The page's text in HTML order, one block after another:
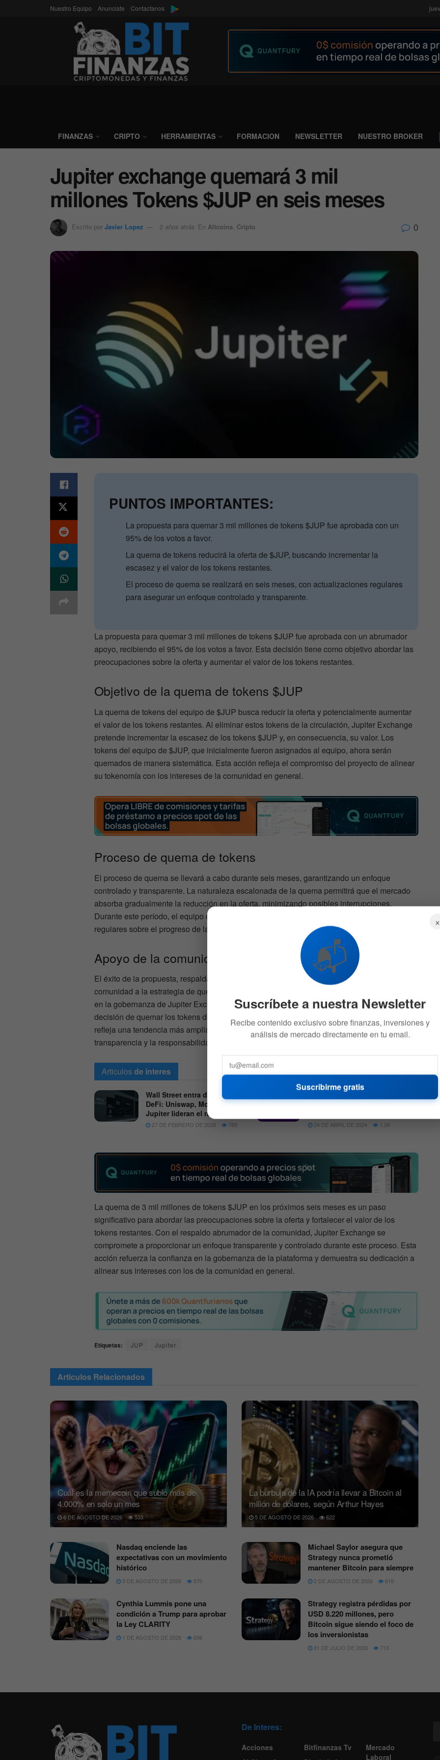
Nuestro Equipo Anunciate Contactanos
FINANZAS CRIPTO HERRAMIENTAS FORMACION NEWSLETTER NUESTRO BROKER
Jupiter exchange quemará 3 mil
millones Tokens $JUP en seis meses
Escrito por Javier Lopez 2 años atrás En Altcoins Cripto 0
PUNTOS IMPORTANTES:
La propuesta para quemar 3 mil millones de tokens $JUP fue aprobada con un
95% de los votos a favor.
La quema de tokens reducirá la oferta de $JUP, buscando incrementar la
escasez y el valor de los tokens restantes.
El proceso de quema se realizará en seis meses, con actualizaciones regulares
para asegurar un enfoque controlado y transparente.
La propuesta para quemar 3 mil millones de tokens $JUP fue aprobada con un abrumador
apoyo, recibiendo el 95% de los votos a favor. Esta decisión tiene como objetivo abordar las
preocupaciones sobre la oferta y aumentar el valor de los tokens restantes.
Objetivo de la quema de tokens $JUP
La quema de tokens del equipo de $JUP busca reducir la oferta y potencialmente aumentar
el valor de los tokens restantes. Al eliminar estos tokens de la circulación, Jupiter Exchange
pretende incrementar la escasez de los tokens $JUP y, en consecuencia, su valor. Los
tokens del equipo de $JUP, que inicialmente fueron asignados al equipo, ahora serán
quemados de manera sistemática. Esta acción refleja el compromiso del proyecto de alinear
su tokenomía con los intereses de la comunidad en general.
Proceso de quema de tokens
El proceso de quema se llevará a cabo durante seis meses, garantizando un enfoque
controlado y transparente. La naturaleza escalonada de la quema permitirá que el mercado
absorba gradualmente la reducción en la oferta, minimizando posibles interrupciones.
Durante este período, el equipo de Jupiter Exchange proporcionará actualizaciones
regulares sobre el progreso de la quema de tokens.
Apoyo de la comunidad
El éxito de la propuesta, respaldada por el 95% de los votos, subraya el fuerte apoyo de la
comunidad a la estrategia de quema de tokens. Esto destaca la confianza de la comunidad
en la gobernanza de Jupiter Exchange y su compromiso con aumentar el valor de $JUP. La
decisión de quemar los tokens del equipo sigue el feedback de los poseedores de $JUP y
refleja una tendencia más amplia en el espacio de las criptomonedas, aumentando la
transparencia y la responsabilidad.
Articulosde interes
Wall Street entra de lleno a
DeFi: Uniswap, Morpho y
Jupiter lideran el rally
27 DE FEBRERO DE 2026 789
Jupiter y Ultimate Wallet se
unen para revolucionar el
24 DE ABRIL DE 2024 1.2K
La quema de 3 mil millones de tokens $JUP en los próximos seis meses es un paso
significativo para abordar las preocupaciones sobre la oferta y fortalecer el valor de los
tokens restantes. Con el respaldo abrumador de la comunidad, Jupiter Exchange se
compromete a proporcionar un enfoque transparente y controlado durante este proceso. Esta
acción refuerza la confianza en la gobernanza de la plataforma y demuestra su dedicación a
alinear sus intereses con los de la comunidad en general.
Etiquetas: JUP Jupiter
Articulos Relacionados
Cuál es la memecoin que subió más de
4.000% en solo un mes
6 DE AGOSTO DE 2026 533
La burbuja de la IA podría llevar a Bitcoin al
millón de dólares, según Arthur Hayes
5 DE AGOSTO DE 2026 622
Nasdaq enciende las
expectativas con un movimiento
histórico
5 DE AGOSTO DE 2026 570
Michael Saylor asegura que
Strategy nunca prometió
mantener Bitcoin para siempre
2 DE AGOSTO DE 2026 616
Cynthia Lummis pone una
condición a Trump para aprobar
la Ley CLARITY
1 DE AGOSTO DE 2026 656
Strategy registra pérdidas por
USD 8.220 millones, pero
Bitcoin sigue siendo el foco de
los inversionistas
31 DE JULIO DE 2026 713
De Interes:
Acciones
Bitfinanzas Tv
Mercado
Laboral
×
📬
Suscríbete a nuestra Newsletter
Recibe contenido exclusivo sobre finanzas, inversiones y
análisis de mercado directamente en tu email.
Suscribirme gratis